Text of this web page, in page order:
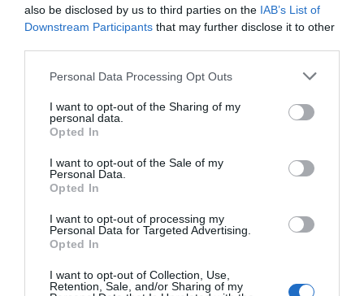
also be disclosed by us to third parties on the IAB’s List of
Downstream Participants that may further disclose it to other
Personal Data Processing Opt Outs
I want to opt-out of the Sharing of my
personal data.
Opted In
I want to opt-out of the Sale of my
Personal Data.
Opted In
I want to opt-out of processing my
Personal Data for Targeted Advertising.
Opted In
I want to opt-out of Collection, Use,
Retention, Sale, and/or Sharing of my
OPINIÓN
Hacienda por 700.000 euros... suma y sigue
Eulogio López 07/08/26 09:35
OPINIÓN
Centenario de la guerra cristera: ¡Viva Cristo
José Vicente Martínez 07/08/26 08:41
Marcelo Gullo: “El trabajo de desmitificar la
desmontar la falsificación, es un trabajo